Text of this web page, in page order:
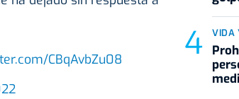
CBqAvbZu08
VIDA